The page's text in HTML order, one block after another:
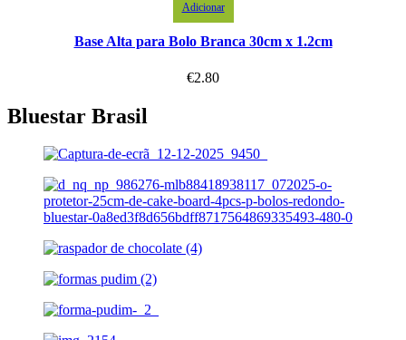
Adicionar
Base Alta para Bolo Branca 30cm x 1.2cm
€2.80
Bluestar Brasil